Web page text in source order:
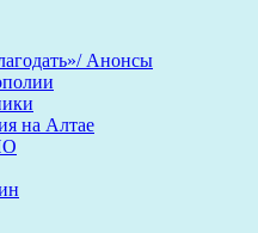
Анонсы
на Алтае